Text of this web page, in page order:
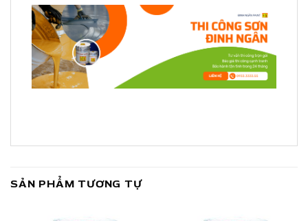
SẢN PHẨM TƯƠNG TỰ